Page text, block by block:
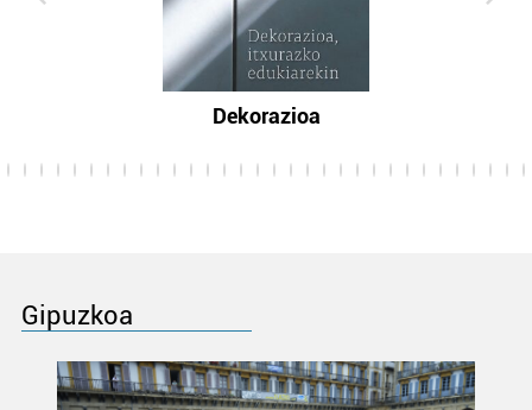
Dekorazioa
Gipuzkoa